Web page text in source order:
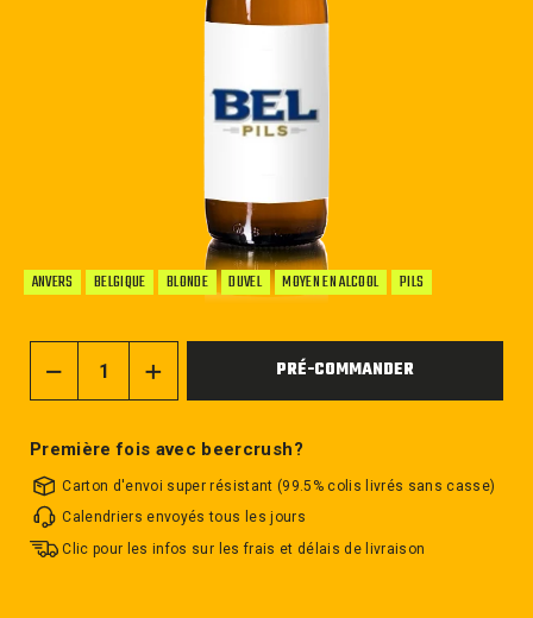
ANVERS BELGIQUE BLONDE DUVEL MOYEN EN ALCOOL PILS
PRÉ-COMMANDER
Première fois avec beercrush?
Carton d'envoi super résistant (99.5% colis livrés sans casse)
Calendriers envoyés tous les jours
Clic pour les infos sur les frais et délais de livraison